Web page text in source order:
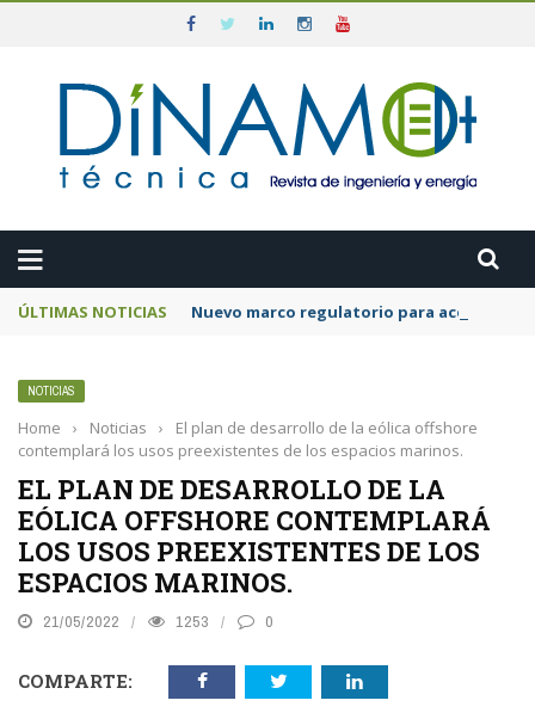
ÚLTIMAS NOTICIAS Nuevo marco regulatorio para acelerar
NOTICIAS
Home › Noticias ›
El plan de desarrollo de la eólica offshore
contemplará los usos preexistentes de los espacios marinos.
EL PLAN DE DESARROLLO DE LA
EÓLICA OFFSHORE CONTEMPLARÁ
LOS USOS PREEXISTENTES DE LOS
ESPACIOS MARINOS.
21/05/2022 1253 0
COMPARTE: